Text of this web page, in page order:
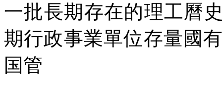
一批長期存在的理工曆
期行政事業單位存量國
国管